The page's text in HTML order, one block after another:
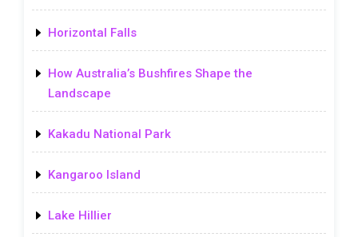
Horizontal Falls
How Australia’s Bushfires Shape the
Landscape
Kakadu National Park
Kangaroo Island
Lake Hillier